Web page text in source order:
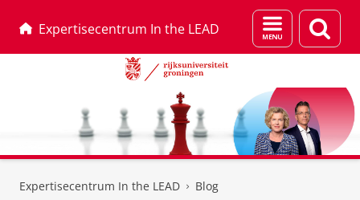
Expertisecentrum In the LEAD
Menu
en
Expertisecentrum In the LEAD Blog